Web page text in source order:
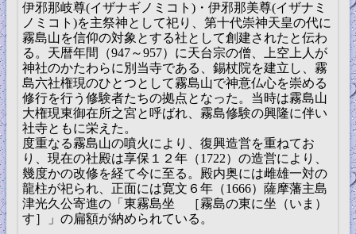
伊邪那岐尊(イザナギノミコト)・伊邪那美尊(イザナミ
ノミコト)を主祭神として祀り、第十代崇神天皇の代に
霧島山を信仰の対象とする社として創建されたと伝わ
る。天暦年間（947～957）に天台宗の僧、上空上人が
神社のかたわらに別当寺である、錫杖院を建立し、霧
島六社権現のひとつとして霧島山で神意仏心を崇める
修行を行う修験者たちの拠点となった。当時は霧島山
大権現東御在所之宮と呼ばれ、霧島修験の興隆に伴い
社寺ともに栄えた。
度重なる霧島山の噴火により、復興造営を重ねてお
り、現在の社殿は享保１２年（1722）の造営により、
幾度かの改修を経て今に至る。殿内奥には雌雄一対の
龍柱が祀られ、正面には寛文６年（1666）薩摩藩主島
津光久公寄進の「東霧島坐 ［霧島の東に坐（いま）
す］」の扁額が納められている。